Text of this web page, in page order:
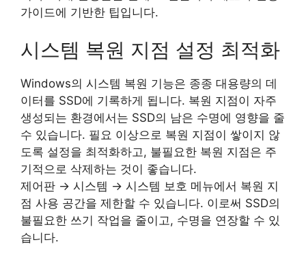
가이드에 기반한 팁입니다.
시스템 복원 지점 설정 최적화
Windows의 시스템 복원 기능은 종종 대용량의 데
이터를 SSD에 기록하게 됩니다. 복원 지점이 자주
생성되는 환경에서는 SSD의 남은 수명에 영향을 줄
수 있습니다. 필요 이상으로 복원 지점이 쌓이지 않
도록 설정을 최적화하고, 불필요한 복원 지점은 주
기적으로 삭제하는 것이 좋습니다.
제어판 → 시스템 → 시스템 보호 메뉴에서 복원 지
점 사용 공간을 제한할 수 있습니다. 이로써 SSD의
불필요한 쓰기 작업을 줄이고, 수명을 연장할 수 있
습니다.